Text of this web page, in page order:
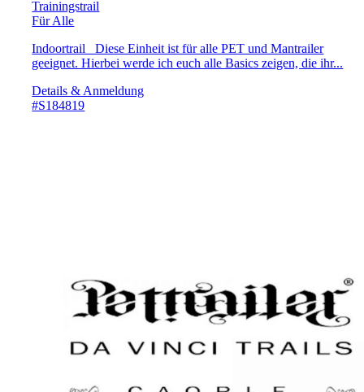
Trainingstrail
Für Alle
Indoortrail Diese Einheit ist für alle PET und Mantrailer
geeignet. Hierbei werde ich euch alle Basics zeigen, die ihr...
Details & Anmeldung
#S184819